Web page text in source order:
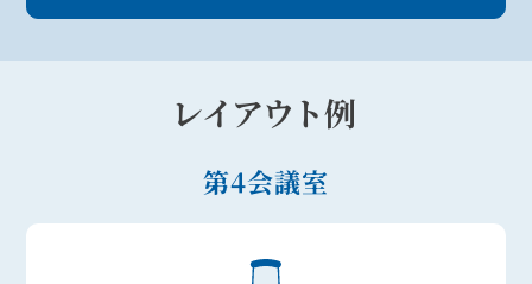
レイアウト例
第4会議室